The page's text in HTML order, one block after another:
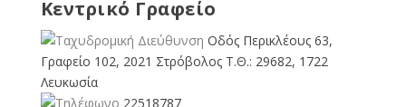
Κεντρικό Γραφείο
Οδός Περικλέους 63,
Γραφείο 102, 2021 Στρόβολος Τ.Θ.: 29682, 1722
Λευκωσία
22518787